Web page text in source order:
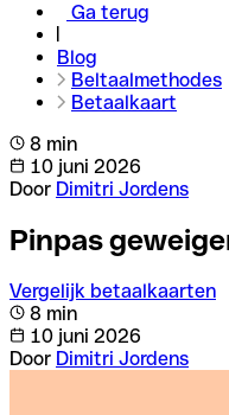
Ga terug
Blog
Beltaalmethodes
Betaalkaart
8 min
10 juni 2026
Door Dimitri Jordens
Pinpas
Vergelijk betaalkaarten
8 min
10 juni 2026
Door Dimitri Jordens